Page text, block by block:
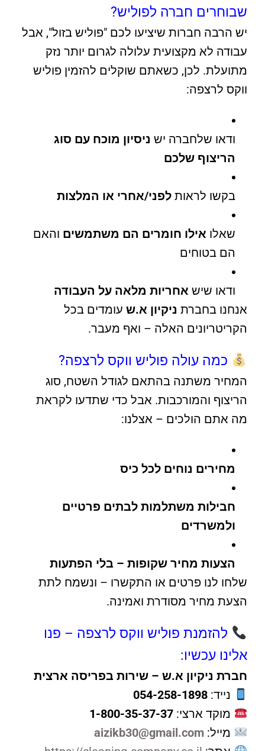
שבוחרים חברה לפוליש?
יש הרבה חברות שיציעו לכם "פוליש בזול", אבל
עבודה לא מקצועית עלולה לגרום יותר נזק
מתועלת. לכן, כשאתם שוקלים להזמין פוליש
ווקס לרצפה:
ודאו שלחברה יש ניסיון מוכח עם סוג
הריצוף שלכם
בקשו לראות לפני/אחרי או המלצות
שאלו אילו חומרים הם משתמשים והאם
הם בטוחים
ודאו שיש אחריות מלאה על העבודה
אנחנו בחברת ניקיון א.ש עומדים בכל
הקריטריונים האלה – ואף מעבר.
כמה עולה פוליש ווקס לרצפה?
המחיר משתנה בהתאם לגודל השטח, סוג
הריצוף והמורכבות. אבל כדי שתדעו לקראת
מה אתם הולכים – אצלנו:
מחירים נוחים לכל כיס
חבילות משתלמות לבתים פרטיים
ולמשרדים
הצעות מחיר שקופות – בלי הפתעות
שלחו לנו פרטים או התקשרו – ונשמח לתת
הצעת מחיר מסודרת ואמינה.
להזמנת פוליש ווקס לרצפה – פנו
אלינו עכשיו:
חברת ניקיון א.ש – שירות בפריסה ארצית
נייד: 054-258-1898
מוקד ארצי: 1-800-35-37-37
מייל: aizikb30@gmail.com